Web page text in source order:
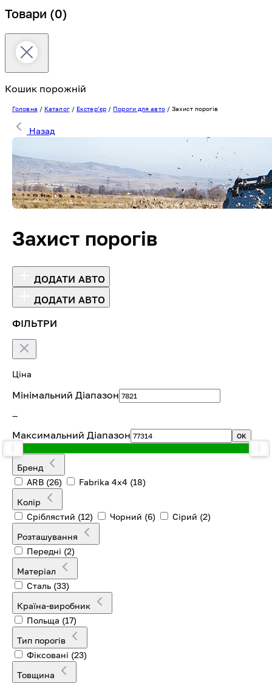
Товари (0)
Кошик порожній
Головна / Каталог/ Екстерʼєр/ Пороги для авто/Захист порогів
Назад
Захист порогів
ДОДАТИ АВТО
ДОДАТИ АВТО
ФІЛЬТРИ
Ціна
Мінімальний Діапазон
—
Максимальний Діапазон OK
Бренд
ARB (26) Fabrika 4х4 (18)
Колір
Сріблястий (12) Чорний (6) Сірий (2)
Розташування
Передні (2)
Матеріал
Сталь (33)
Країна-виробник
Польща (17)
Тип порогів
Фіксовані (23)
Товщина